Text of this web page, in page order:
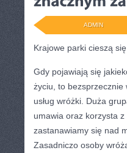
ADMIN
Krajowe parki cieszą
Gdy pojawiają się
życiu, to bezsprzecznie
usług wróżki. Duża
umawia oraz korzysta
zastanawiamy się nad
Zasadniczo osoby